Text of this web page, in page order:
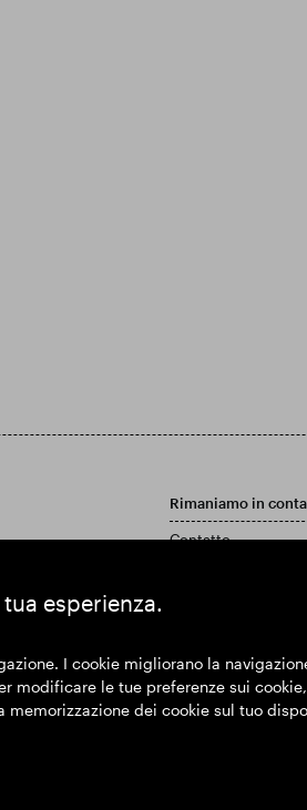
esperienza.
I cookie migliorano la
modificare le tue preferenze sui
dei cookie sul tuo
annuale e conti
Rimaniamo in
Contatto